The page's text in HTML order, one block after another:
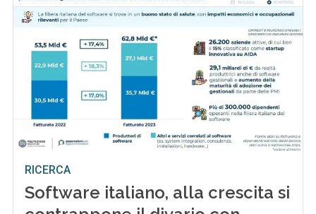
RICERCA
Software italiano, alla crescita si